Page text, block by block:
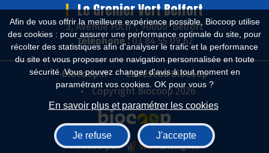
Afin de vous offrir la meilleure expérience possible, Biocoop utilise
des cookies : pour assurer une performance optimale du site, pour
récolter des statistiques afin d'analyser le trafic et la performance
du site et vous proposer une navigation personnalisée en toute
sécurité. Vous pouvez changer d'avis à tout moment en
paramétrant vos cookies. OK pour vous ?
En savoir plus et paramétrer les cookies
Je refuse J'accepte
Le Grenier Vert Belfort
3, Avenue Foch , 90000 Belfort
Téléphone :03 84 55 09 62
Biocoop.fr
Le réseau Biocoop
Copyright Biocoop 2026
Réalisé par